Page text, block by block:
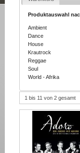
Produktauswahl
Ambient
Dance
House
Krautrock
Reggae
Soul
World - Afrika
1 bis 11 von 2 gesamt